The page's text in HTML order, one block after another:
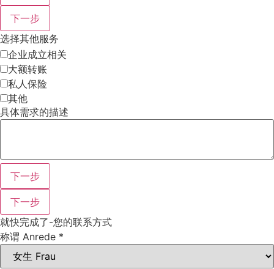
下一步
选择其他服务
企业成立相关
大额转账
私人保险
其他
具体需求的描述
下一步
下一步
就快完成了-您的联系方式
称谓 Anrede *